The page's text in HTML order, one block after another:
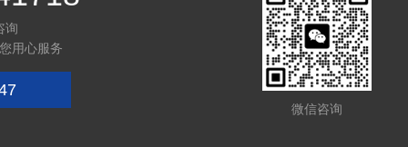
询
用心服务
微信咨询